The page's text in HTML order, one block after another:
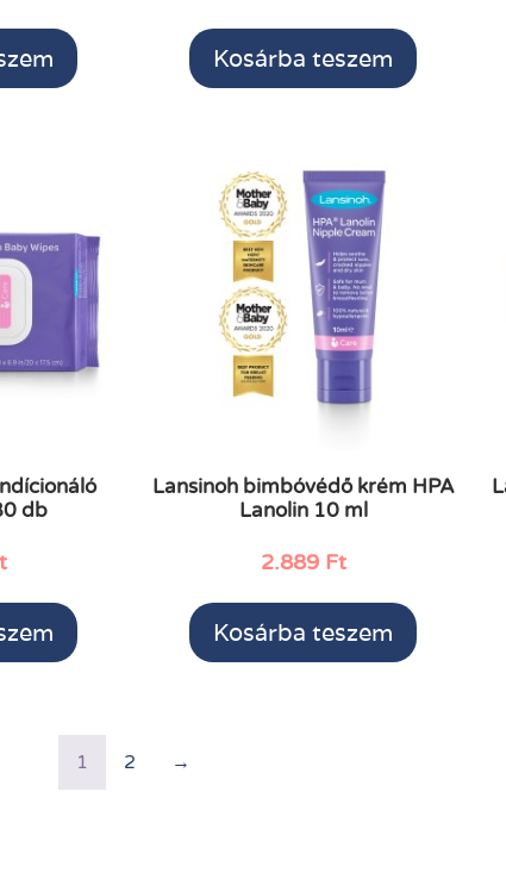
Kosárba teszem
db
Lansinoh bimbóvédő krém HPA
Lanolin 10 ml
2.889 Ft
Kosárba teszem
1 2 →